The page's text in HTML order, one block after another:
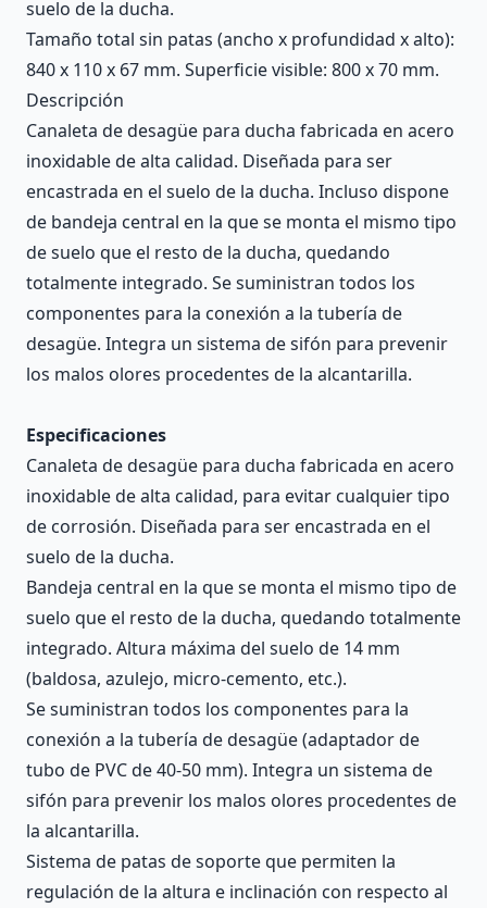
suelo de la ducha.
Tamaño total sin patas (ancho x profundidad x alto):
840 x 110 x 67 mm. Superficie visible: 800 x 70 mm.
Descripción
Canaleta de desagüe para ducha fabricada en acero
inoxidable de alta calidad. Diseñada para ser
encastrada en el suelo de la ducha. Incluso dispone
de bandeja central en la que se monta el mismo tipo
de suelo que el resto de la ducha, quedando
totalmente integrado. Se suministran todos los
componentes para la conexión a la tubería de
desagüe. Integra un sistema de sifón para prevenir
los malos olores procedentes de la alcantarilla.
Especificaciones
Canaleta de desagüe para ducha fabricada en acero
inoxidable de alta calidad, para evitar cualquier tipo
de corrosión. Diseñada para ser encastrada en el
suelo de la ducha.
Bandeja central en la que se monta el mismo tipo de
suelo que el resto de la ducha, quedando totalmente
integrado. Altura máxima del suelo de 14 mm
(baldosa, azulejo, micro-cemento, etc.).
Se suministran todos los componentes para la
conexión a la tubería de desagüe (adaptador de
tubo de PVC de 40-50 mm). Integra un sistema de
sifón para prevenir los malos olores procedentes de
la alcantarilla.
Sistema de patas de soporte que permiten la
regulación de la altura e inclinación con respecto al